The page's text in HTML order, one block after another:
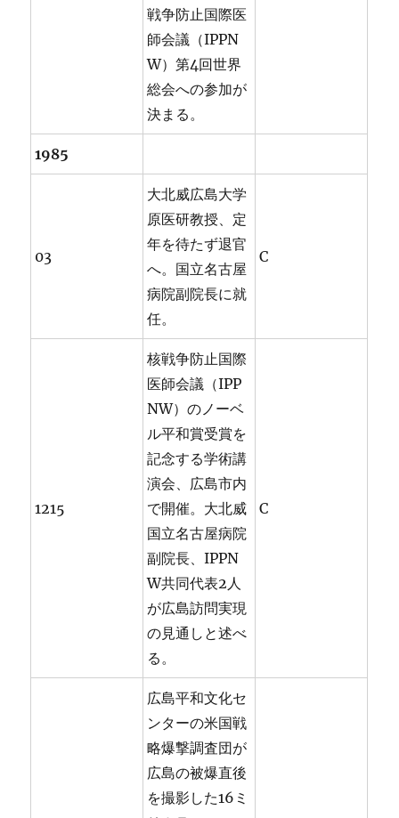
戦争防止国際医
師会議（IPPN
W）第4回世界
総会への参加が
決まる。
1985
03
大北威広島大学
原医研教授、定
年を待たず退官
へ。国立名古屋
病院副院長に就
任。
C
1215
核戦争防止国際
医師会議（IPP
NW）のノーベ
ル平和賞受賞を
記念する学術講
演会、広島市内
で開催。大北威
国立名古屋病院
副院長、IPPN
W共同代表2人
が広島訪問実現
の見通しと述べ
る。
C
広島平和文化セ
ンターの米国戦
略爆撃調査団が
広島の被爆直後
を撮影した16ミ